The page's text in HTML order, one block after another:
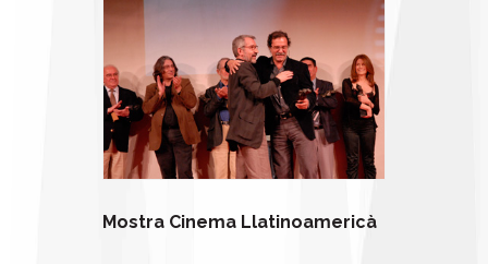
Mostra Cinema Llatinoamericà